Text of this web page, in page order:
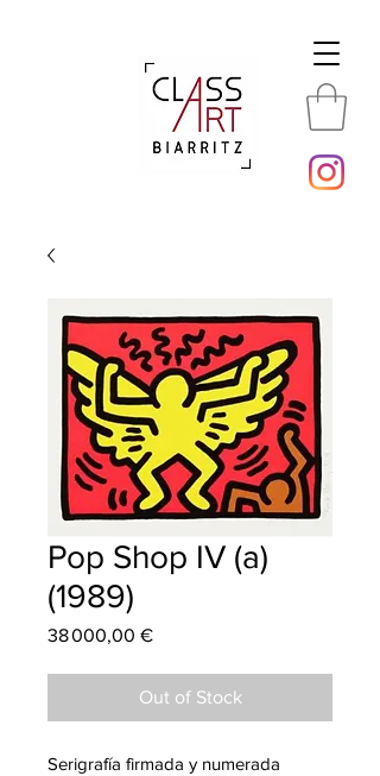
Pop Shop IV (a)
(1989)
38 000,00 €Price
Out of Stock
Serigrafía firmada y numerada